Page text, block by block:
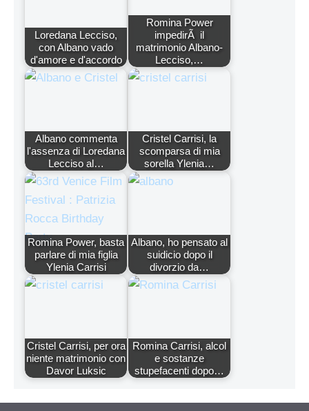
Loredana Lecciso,
con Albano vado
d'amore e d'accordo
Romina Power
impedirÃ il
matrimonio Albano-
Lecciso,…
Albano commenta
l'assenza di Loredana
Lecciso al…
Cristel Carrisi, la
scomparsa di mia
sorella Ylenia…
Romina Power, basta
parlare di mia figlia
Ylenia Carrisi
Albano, ho pensato al
suidicio dopo il
divorzio da…
Cristel Carrisi, per ora
niente matrimonio con
Davor Luksic
Romina Carrisi, alcol
e sostanze
stupefacenti dopo…